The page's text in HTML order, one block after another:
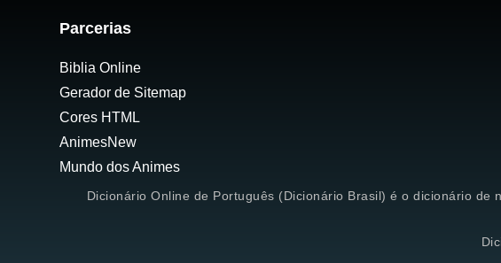
Parcerias
Biblia Online
Gerador de Sitemap
Cores HTML
AnimesNew
Mundo dos Animes
Dicionário Online de Português (Dicionário Brasil) é o dicionário